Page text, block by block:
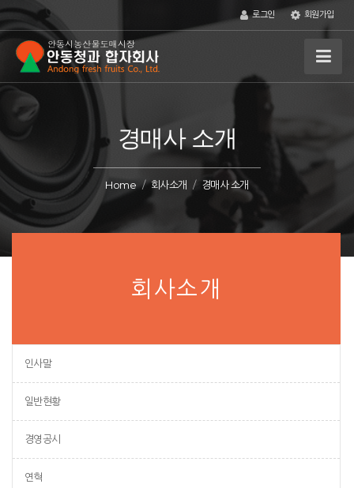
로그인 회원가입
경매사 소개
Home 회사소개 경매사 소개
회사소개
인사말
일반현황
경영공시
연혁